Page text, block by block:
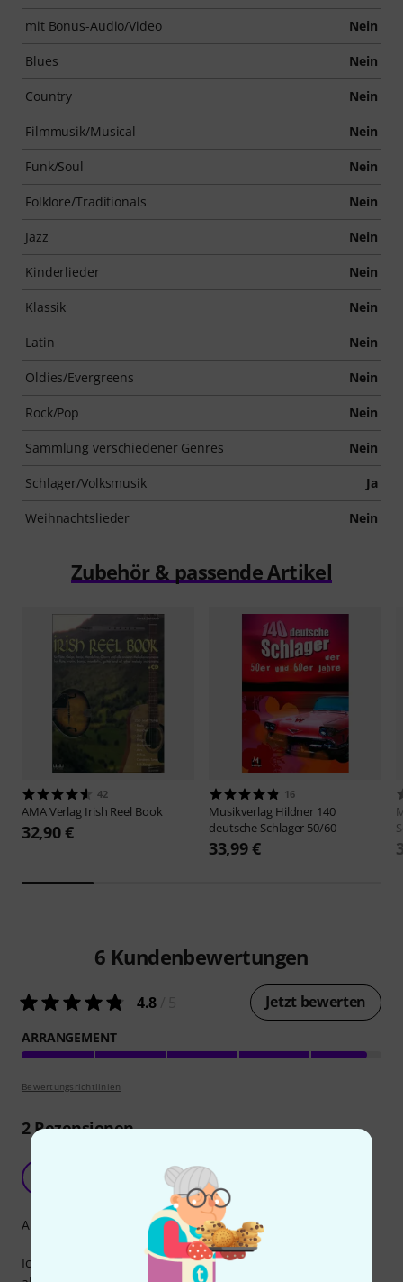
mit Bonus-Audio/Video Nein
Blues Nein
Country Nein
Filmmusik/Musical Nein
Funk/Soul Nein
Folklore/Traditionals Nein
Jazz Nein
Kinderlieder Nein
Klassik Nein
Latin Nein
Oldies/Evergreens Nein
Rock/Pop Nein
Sammlung verschiedener Genres Nein
Schlager/Volksmusik Ja
Weihnachtslieder Nein
Zubehör & passende Artikel
42
AMA Verlag Irish Reel Book
32,90 €
16
Musikverlag Hildner 140
deutsche Schlager 50/60
33,99 €
6 Kundenbewertungen
4.8 Jetzt bewerten
ARRANGEMENT
Bewertungsrichtlinien
2Rezensionen
Freude am Singen!
Renate P. 12.10.2012
Ich spiele im Alltersheim ab und zu aus dem Heft und fast
Arrangement